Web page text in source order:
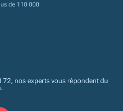
de 110 000
nos experts vous répondent du